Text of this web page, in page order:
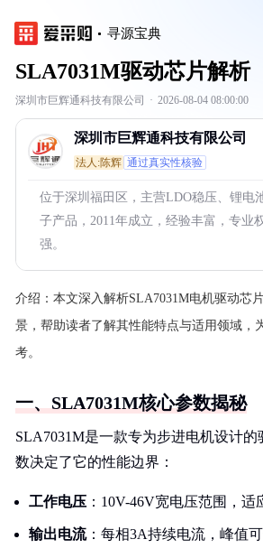
寻源宝典
SLA7031M驱动芯片解析
深圳市巨辉通科技有限公司 · 2026-08-04 08:00:00
深圳市巨辉通科技有限公司
法人:陈辉 通过真实性核验
位于深圳福田区，主营LDO稳压、锂电
子产品，2011年成立，经验丰富，专业
强。
介绍： 本文深入解析SLA7031M电机驱动芯
景，帮助读者了解其性能特点与适用领域，
考。
一、SLA7031M核心参数揭秘
SLA7031M是一款专为步进电机设计
数决定了它的性能边界：
工作电压 ：10V-46V宽电压范围，适
输出电流：每相3A持续电流，峰值